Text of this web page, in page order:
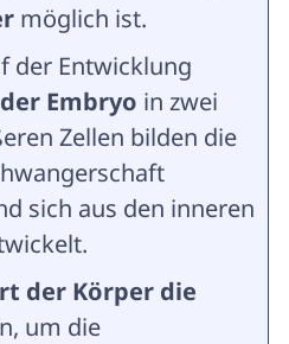
möglich ist.
der Entwicklung
Embryo in zwei
Zellen bilden die
sich aus den inneren
der Körper die
um die